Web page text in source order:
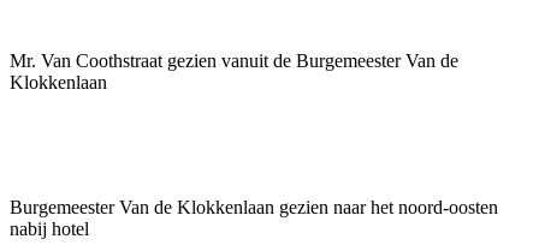
Mr. Van Coothstraat gezien vanuit de Burgemeester Van de
Klokkenlaan
Burgemeester Van de Klokkenlaan gezien naar het noord-oosten
nabij hotel